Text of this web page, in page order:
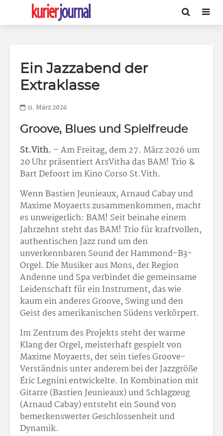
Ein Jazzabend der
Extraklasse
11. März 2026
Groove, Blues und Spielfreude
St.Vith. – Am Freitag, dem 27. März 2026 um
20 Uhr präsentiert ArsVitha das BAM! Trio &
Bart Defoort im Kino Corso St.Vith.
Wenn Bastien Jeunieaux, Arnaud Cabay und
Maxime Moyaerts zusammenkommen, macht
es unweigerlich: BAM! Seit beinahe einem
Jahrzehnt steht das BAM! Trio für kraftvollen,
authentischen Jazz rund um den
unverkennbaren Sound der Hammond-B3-
Orgel. Die Musiker aus Mons, der Region
Andenne und Spa verbindet die gemeinsame
Leidenschaft für ein Instrument, das wie
kaum ein anderes Groove, Swing und den
Geist des amerikanischen Südens verkörpert.
Im Zentrum des Projekts steht der warme
Klang der Orgel, meisterhaft gespielt von
Maxime Moyaerts, der sein tiefes Groove-
Verständnis unter anderem bei der Jazzgröße
Éric Legnini entwickelte. In Kombination mit
Gitarre (Bastien Jeunieaux) und Schlagzeug
(Arnaud Cabay) entsteht ein Sound von
bemerkenswerter Geschlossenheit und
Dynamik.